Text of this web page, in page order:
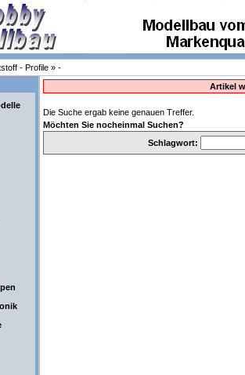
- Profile » -
Artikel
Die Suche ergab keine genauen Treffer.
Möchten Sie nocheinmal Suchen?
Schlagwort: